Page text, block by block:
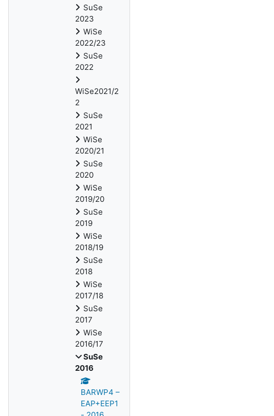
SuSe
2023
WiSe
2022/23
SuSe
2022
WiSe2021/2
2
SuSe
2021
WiSe
2020/21
SuSe
2020
WiSe
2019/20
SuSe
2019
WiSe
2018/19
SuSe
2018
WiSe
2017/18
SuSe
2017
WiSe
2016/17
SuSe
2016
BARWP4 –
EAP+EEP1